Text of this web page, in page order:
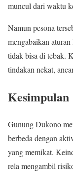
muncul dari waktu
Namun pesona
mengabaikan
tidak bisa di tebak.
tindakan nekat,
Kesimpulan
Gunung Dukono
berbeda dengan
yang memikat.
rela mengambil